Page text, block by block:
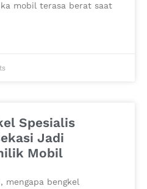
mobil terasa berat saat
Spesialis
Jadi
Mobil
mengapa bengkel